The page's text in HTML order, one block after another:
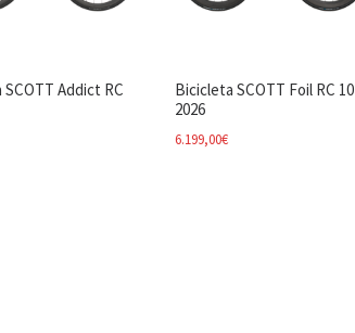
Addict RC
Bicicleta SCOTT Foil RC 10
2026
6.199,00€